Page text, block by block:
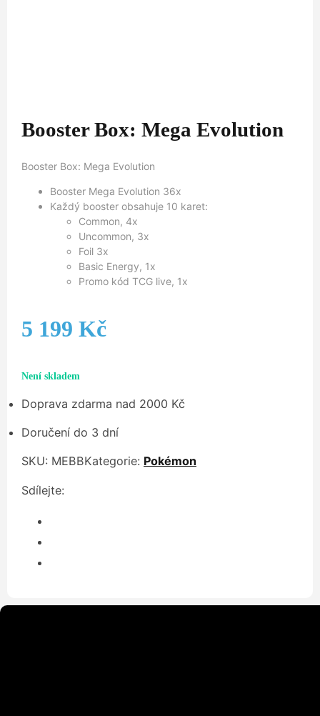
Booster Box: Mega Evolution
Booster Box: Mega Evolution
Booster Mega Evolution 36x
Každý booster obsahuje 10 karet:
Common, 4x
Uncommon, 3x
Foil 3x
Basic Energy, 1x
Promo kód TCG live, 1x
5 199 Kč
Není skladem
Doprava zdarma nad 2000 Kč
Doručení do 3 dní
SKU: MEBBKategorie: Pokémon
Sdílejte: